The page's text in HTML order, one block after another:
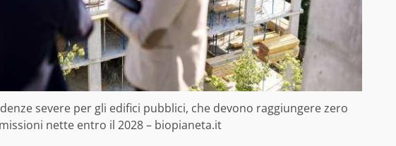
severe per gli edifici pubblici, che devono raggiungere zero
nette entro il 2028 – biopianeta.it